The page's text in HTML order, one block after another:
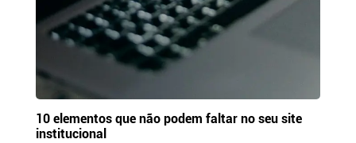
10 elementos que não podem faltar no seu site
institucional